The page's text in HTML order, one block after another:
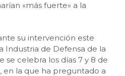
«más fuerte» a la
su intervención este
Industria de Defensa de la
se celebra los días 7 y 8 de
en la que ha preguntado a